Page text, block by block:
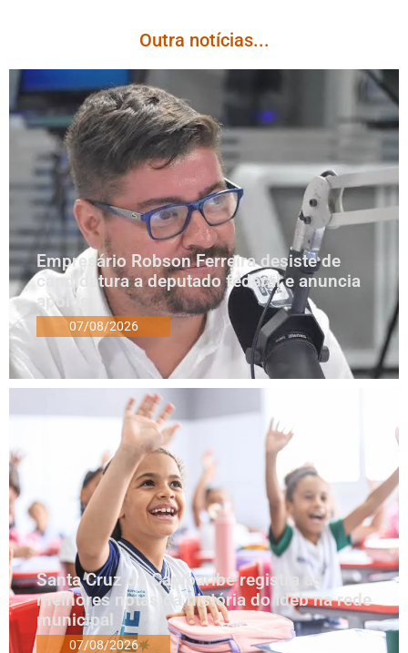
Outra notícias...
Empresário Robson Ferreira desiste de
candidatura a deputado federal e anuncia
apoios
07/08/2026
Santa Cruz do Capibaribe registra as
melhores notas da história do Ideb na rede
municipal
07/08/2026